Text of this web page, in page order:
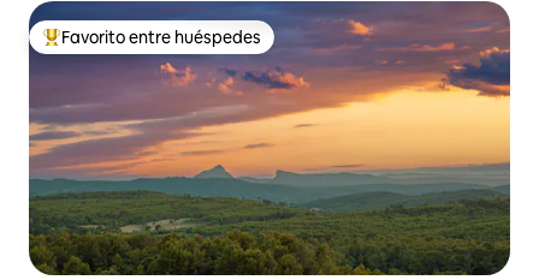
Favorito entre huéspedes preferido
Favorito entre huéspedes